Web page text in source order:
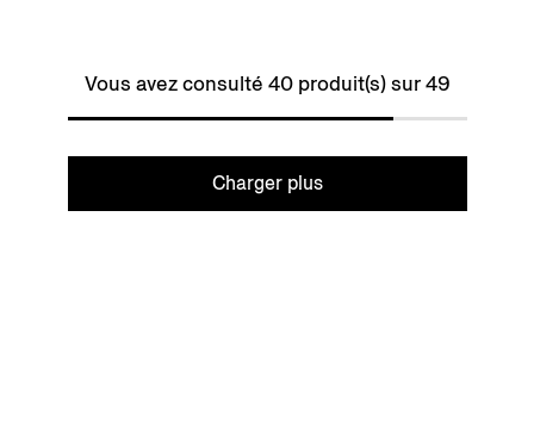
Vous avez consulté 40 produit(s) sur 49
Charger plus